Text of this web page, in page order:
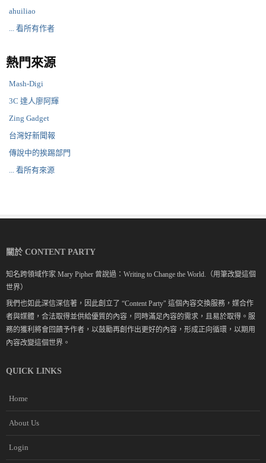
ahuiliao
... 看所有作者
熱門來源
Mash-Digi
3C 達人廖阿輝
Zing Gadget
台灣好新聞報
傳說中的挨踢部門
... 看所有來源
關於 CONTENT PARTY
知名跨領域作家 Mary Pipher 曾說過：Writing to Change the World.（用筆改變這個
世界）
我們也如此深信深信著，因此創立了 “Content Party" 這個內容交換服務，媒合作
者與媒體，合法取得並供給優質的內容，同時滿足內容的需求，且易於取得。服
務的獲利將會回饋予作者，以鼓勵再創作出更好的內容，形成正向循環，以期用
內容改變這個世界。
QUICK LINKS
Home
About Us
Login